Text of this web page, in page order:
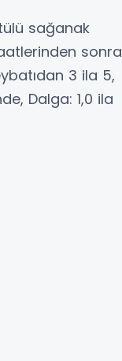
sağanak
sonra
3 ila 5,
Dalga: 1,0 ila